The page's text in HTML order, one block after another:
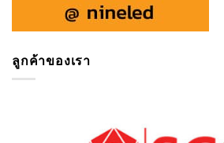
ลูกค้าของเรา